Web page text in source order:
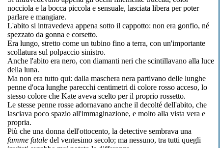
nocciola e la bocca piccola e sensuale, lasciata libera per poter
parlare e mangiare.
L'abito si intravedeva appena sotto il cappotto: non era gonfio, né
spezzato da gonna e corsetto.
Era lungo, stretto come un tubino fino a terra, con un'importante
scollatura sul polpaccio sinistro.
Anche l'abito era nero, con diamanti neri che scintillavano alla luce
della luna.
Ma non era tutto qui: dalla maschera nera partivano delle lunghe
penne d'oca lunghe parecchi centimetri di colore rosso acceso, lo
stesso colore che Kate aveva scelto per il proprio rossetto.
Le stesse penne rosse adornavano anche il decolté dell'abito, che
lasciava poco spazio all'immaginazione, e molto alla vista vera e
propria.
Più che una donna dell'ottocento, la detective sembrava una
famme fatale del ventesimo secolo; ma nessuno, tra tutti quegli